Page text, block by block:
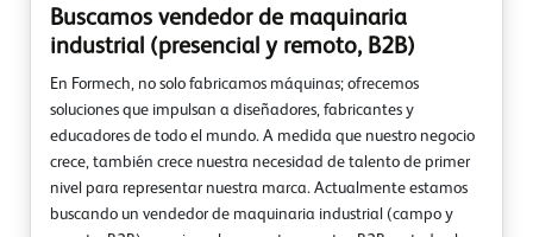
Buscamos vendedor de maquinaria
industrial (presencial y remoto, B2B)
En Formech, no solo fabricamos máquinas; ofrecemos
soluciones que impulsan a diseñadores, fabricantes y
educadores de todo el mundo. A medida que nuestro negocio
crece, también crece nuestra necesidad de talento de primer
nivel para representar nuestra marca. Actualmente estamos
buscando un vendedor de maquinaria industrial (campo y